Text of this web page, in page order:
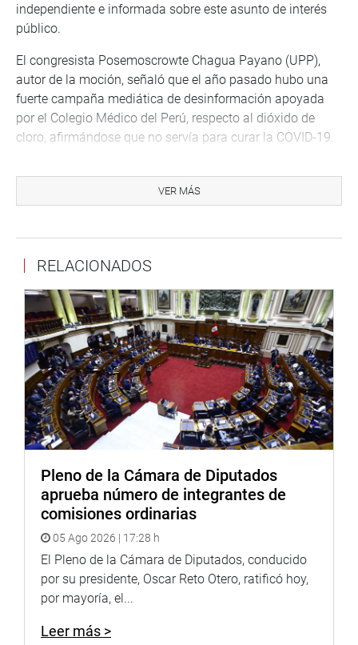
independiente e informada sobre este asunto de interés
público.
El congresista Posemoscrowte Chagua Payano (UPP),
autor de la moción, señaló que el año pasado hubo una
fuerte campaña mediática de desinformación apoyada
por el Colegio Médico del Perú, respecto al dióxido de
cloro, afirmándose que no servía para curar la COVID-19.
dióxido de cloro es absolutamente tóxico que es un legía
que no cura el coronavirus, sin embargo, en varios países
Agregó que tras esas versiones habría intereses ajenos a
la salud pública.
Al respecto, el parlamentario Erwin Ttito Ortega (FP)
aseveró que diversas instancias gubernamentales han
advertido que el consumo de esta sustancia es tóxico y
crea muchas dificultades como la deshidratación, presión
arterial baja, vómito intenso, diarrea severa, que puede
llegar a la muerte rápida de la persona.
“Desde el Ministerio de Salud y la Digemid nos han dado
recomendable. Por eso, es mejor hablar de otros
conceptos inmunológicos”, indicó.
Cárdenas (PM) indicó que la iniciativa debe implicar un
compromiso de parte de las autoridades. Reveló que una
comisión investigadora no va a poder determinar nada,
porque no tiene la capacidad de producción de
investigación científica o de un laboratorio.
VER MÁS
RELACIONADOS
Pleno de la Cámara de Diputados
aprueba número de integrantes de
comisiones ordinarias
05 Ago 2026 | 17:28 h
El Pleno de la Cámara de Diputados, conducido
por su presidente, Oscar Reto Otero, ratificó hoy,
por mayoría, el...
Leer más >